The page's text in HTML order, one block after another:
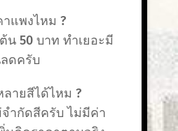
แพงไหม ?
น 50 บาท ทำเยอะมี
ดครับ
ายสีได้ไหม ?
ำกัดสีครับ ไม่มีค่า